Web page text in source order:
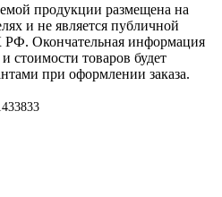
продукции размещена на
и не является публичной
РФ. Окончательная информация
стоимости товаров будет
при оформлении заказа.